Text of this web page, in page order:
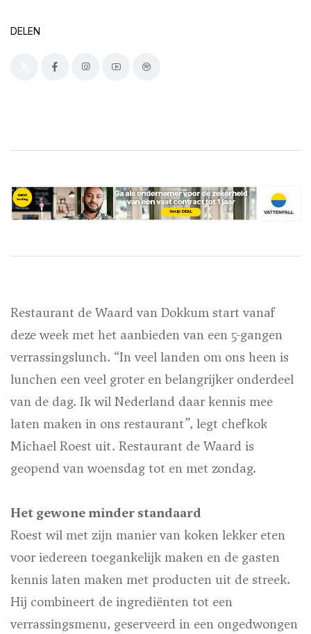
DELEN
Restaurant de Waard van Dokkum start vanaf
deze week met het aanbieden van een 5-gangen
verrassingslunch. “In veel landen om ons heen is
lunchen een veel groter en belangrijker onderdeel
van de dag. Ik wil Nederland daar kennis mee
laten maken in ons restaurant”, legt chefkok
Michael Roest uit. Restaurant de Waard is
geopend van woensdag tot en met zondag.
Het gewone minder standaard
Roest wil met zijn manier van koken lekker eten
voor iedereen toegankelijk maken en de gasten
kennis laten maken met producten uit de streek.
Hij combineert de ingrediënten tot een
verrassingsmenu, geserveerd in een ongedwongen